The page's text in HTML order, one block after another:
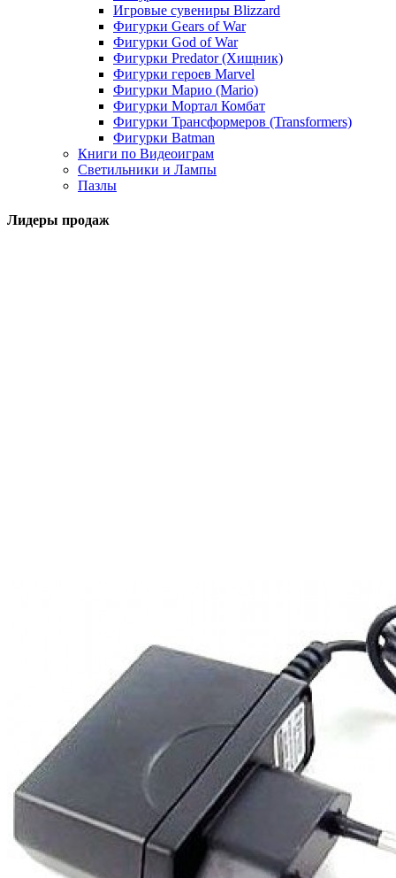
Игровые сувениры Blizzard
Фигурки Gears of War
Фигурки God of War
Фигурки Predator (Хищник)
Фигурки героев Marvel
Фигурки Марио (Mario)
Фигурки Мортал Комбат
Фигурки Трансформеров (Transformers)
Фигурки Batman
Книги по Видеоиграм
Светильники и Лампы
Пазлы
Лидеры продаж